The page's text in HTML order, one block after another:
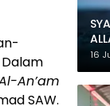
An’am
SAW.
16